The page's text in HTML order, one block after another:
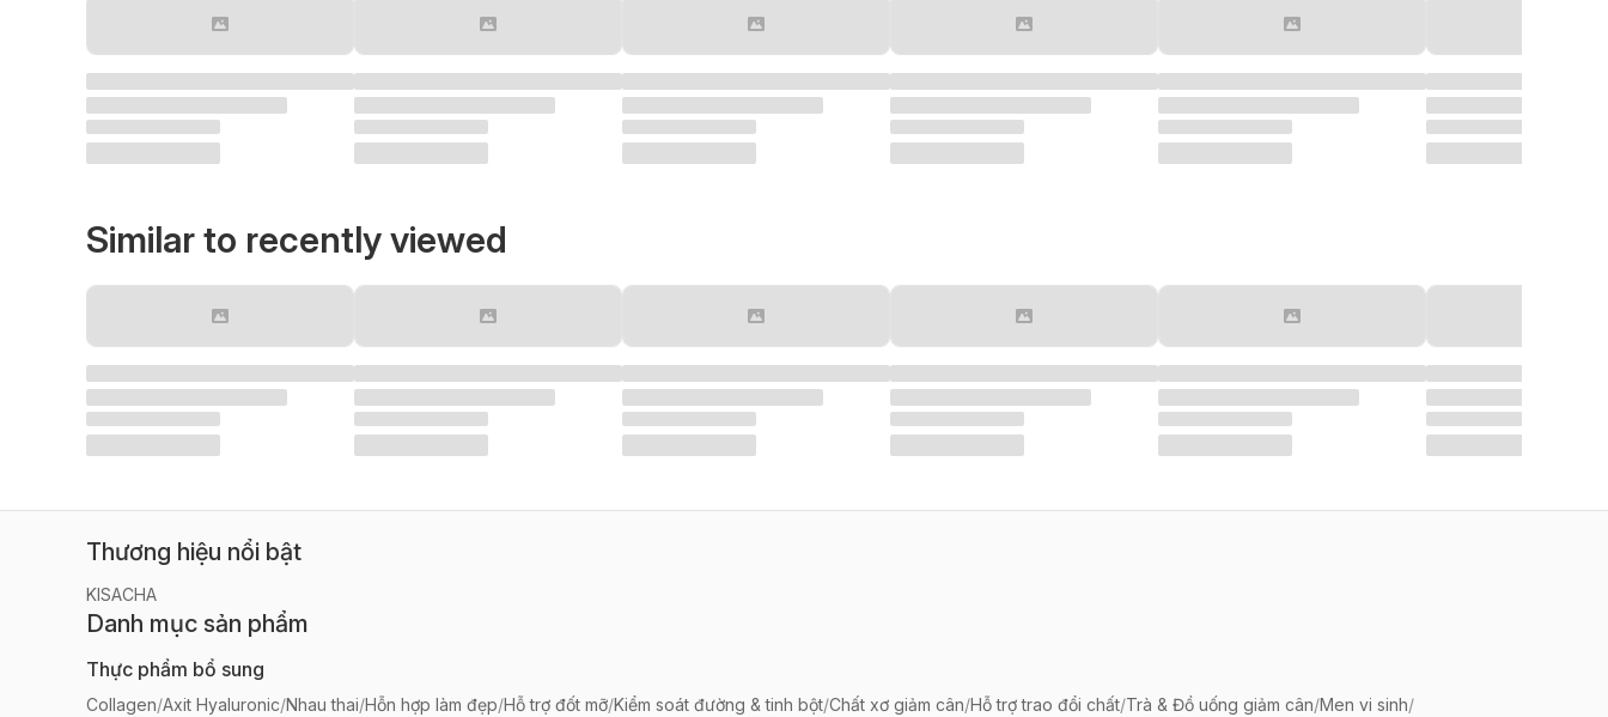
Similar to recently viewed
Thương hiệu nổi bật
KISACHA
Danh mục sản phẩm
Thực phẩm bổ sung
Collagen/Axit Hyaluronic/Nhau thai/Hỗn hợp làm đẹp/Hỗ trợ đốt mỡ/Kiểm soát đường & tinh bột/Chất xơ giảm cân/Hỗ trợ trao đổi chất/Trà & Đồ uống giảm cân/Men vi sinh/